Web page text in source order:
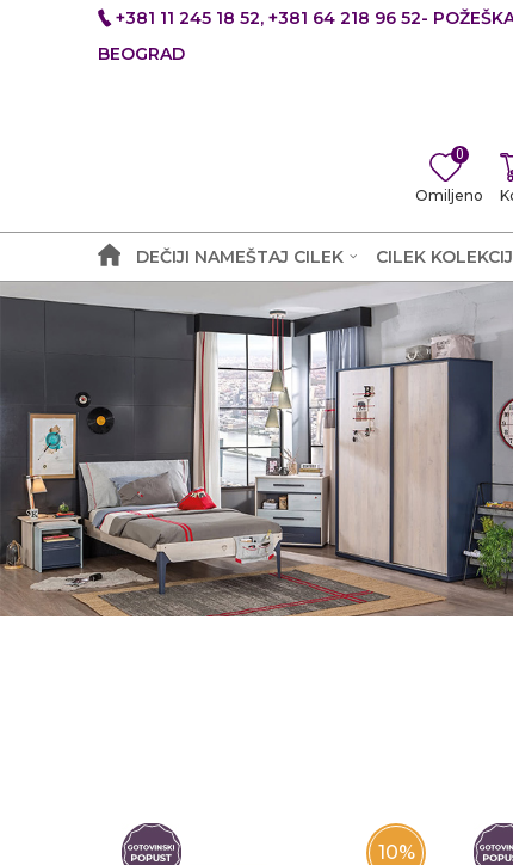
+381 11 245 18 52, +381 64 218 96 52-
BEOGRAD
Omiljeno
0
DEČIJI NAMEŠTAJ CILEK CILEK
10%